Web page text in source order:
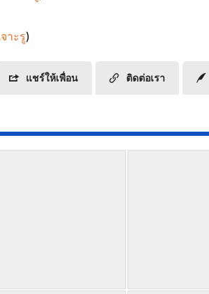
าะรู)
แชร์ให้เพื่อน ติดต่อเรา